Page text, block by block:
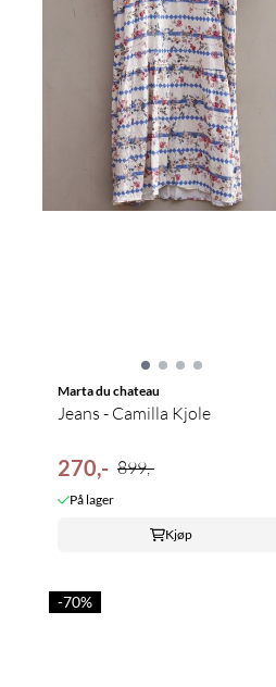
Marta du chateau
Jeans - Camilla Kjole
270,- 899,-
På lager
Kjøp
-70%